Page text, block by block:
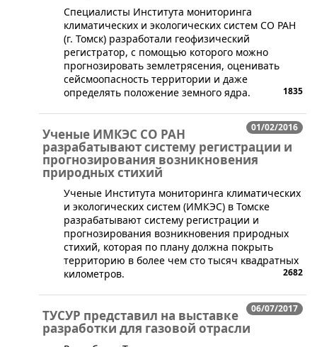
​Специалисты Института мониторинга
климатических и экологических систем СО РАН
(г. Томск) разработали геофизический
регистратор, с помощью которого можно
прогнозировать землетрясения, оценивать
сейсмоопасность территории и даже
определять положение земного ядра.
1835
01/02/2016
Ученые ИМКЭС СО РАН
разрабатывают систему регистрации и
прогнозирования возникновения
природных стихий
Ученые Института мониторинга климатических
и экологических систем (ИМКЭС) в Томске
разрабатывают систему регистрации и
прогнозирования возникновения природных
стихий, которая по плану должна покрыть
территорию в более чем сто тысяч квадратных
километров.
2682
06/07/2017
ТУСУР представил на выставке
разработки для газовой отрасли